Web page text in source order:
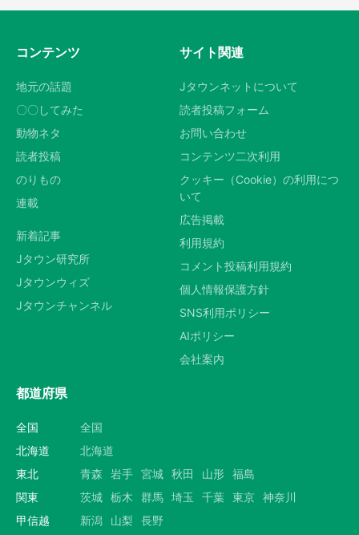
コンテンツ
地元の話題
〇〇してみた
動物ネタ
読者投稿
のりもの
連載
新着記事
Jタウン研究所
Jタウンウィズ
Jタウンチャンネル
サイト関連
Jタウンネットについて
読者投稿フォーム
お問い合わせ
コンテンツ二次利用
クッキー（Cookie）の利用につ
いて
広告掲載
利用規約
コメント投稿利用規約
個人情報保護方針
SNS利用ポリシー
AIポリシー
会社案内
都道府県
全国
全国
北海道
北海道
東北
青森 岩手 宮城 秋田 山形 福島
関東
茨城 栃木 群馬 埼玉 千葉 東京 神奈川
甲信越
新潟 山梨 長野